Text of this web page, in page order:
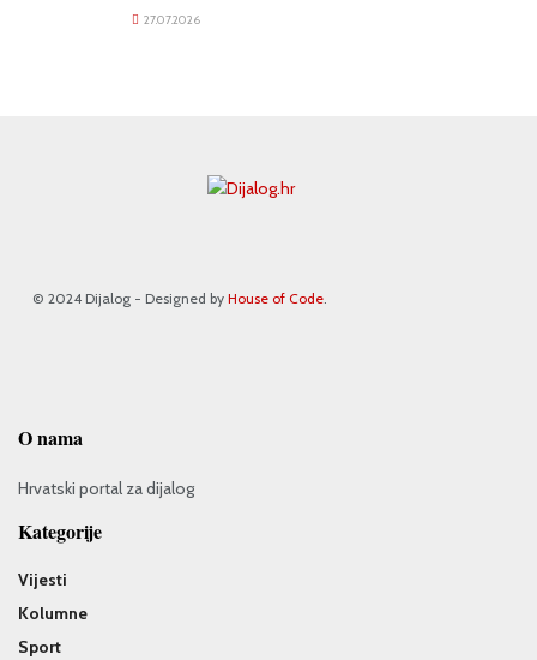
27.07.2026
© 2024 Dijalog - Designed by House of Code.
O nama
Hrvatski portal za dijalog
Kategorije
Vijesti
Kolumne
Sport